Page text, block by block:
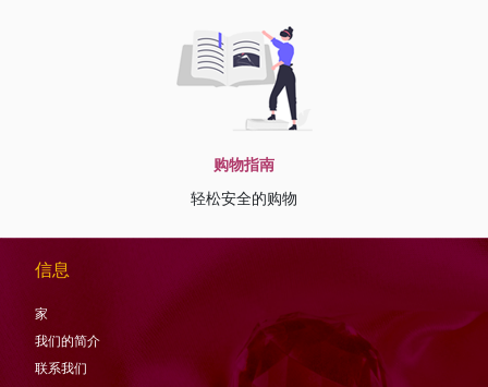
购物指南
轻松安全的购物
信息
家
我们的简介
联系我们